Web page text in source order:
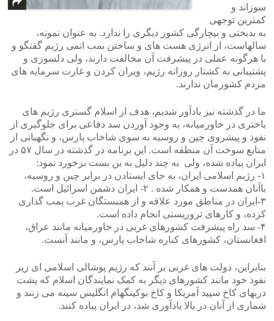
سوزاند و
کمترین توجهی
به بدبختی و بیچارگی کشور دیگری را ندارد. به عنوان نمونه،
سالهاست، از انرژی هست های و ساختن بمب اتمی رژیم گفتگو و
با هرگونه عملی در پیشرفت آن مخالفت دارند، ولی دلسوزی و
پشتیبانی به کشتار روزانه رژیم، ویران کردن و غارت سرمایه های
مردم کشورمان ندارند.
ما در گذشته نیز یادآور شدیم، هدف از اسلام گستری رژیم های
باختری در خاورمیانه، به وجود آوردن سد دفاعی برای جلوگیری از
نفوذ و پیشروی چین و روسیه به سوی شاخاب پارس، و نگهبانی از
منابع سوخت آن منطقه است. این برنامه در گذشته در سال ۵۷ در
ایران پیاده شده، ولی به چند دلیل به بن بست برخورد نمود:
۱- رژیم اسلامی ایران، به جای ایستادن در برابر چین و روسیه،
باآنان همدست و همکار شده . ۲- ایران دشمن اسرائیل است.
۳-ایران در مناطق مورد علاقه و از همبستگان غرب بمب گذاری
کرده، و کارهای تروریستی انجام داده است.
۴- سد راه پیشرفت کشورهای غربی در خاورمیانه مانند عراق،
افغانستان، کشورهای کناره شاخاب پارس، و مانند آنست.
بنابراین، دولت های غربی بر آنند که رژیم پوشالی اسلامی ای زیر
نفوذ خود مانند کشورهای دیگر به کمک نمایندگان اسلام که پشت
دربهای کاخ سپید آمریکا و کاخ بوکینگهام انگلیس سینه می زنند و
شماری از آنان در بالا یادآوری شد، در ایران پیاده کنند.